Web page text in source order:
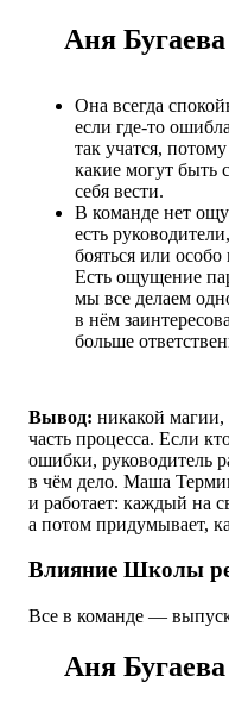
Аня Бугаева
Она всегда
если где-то
так учатся,
какие могут быть
себя вести.
В команде нет
есть
бояться или особо
Есть ощущение
мы все делаем
в нём
больше
Вывод: никакой
часть процесса. Если
ошибки, руководитель
в чём дело. Маша
и работает: каждый на
а потом придумывает,
Влияние Школы
Все в команде ―
Аня Бугаева